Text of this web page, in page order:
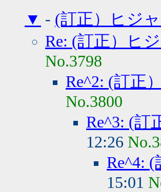
▼ - (訂正）ヒジ
Re: (訂正）ヒ
No.3798
Re^2: (訂正
No.3800
Re^3: (訂
12:26
Re^4:
15:01